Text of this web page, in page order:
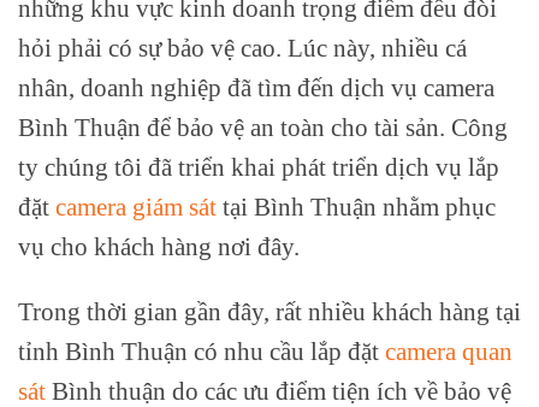
những khu vực kinh doanh trọng điểm đều đòi
hỏi phải có sự bảo vệ cao. Lúc này, nhiều cá
nhân, doanh nghiệp đã tìm đến dịch vụ camera
Bình Thuận để bảo vệ an toàn cho tài sản. Công
ty chúng tôi đã triển khai phát triển dịch vụ lắp
đặt camera giám sát tại Bình Thuận nhằm phục
vụ cho khách hàng nơi đây.
Trong thời gian gần đây, rất nhiều khách hàng tại
tỉnh Bình Thuận có nhu cầu lắp đặt camera quan
sát Bình thuận do các ưu điểm tiện ích về bảo vệ